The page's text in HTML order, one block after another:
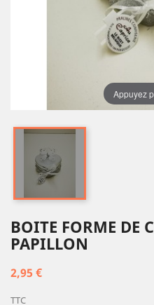
Appuyez
BOITE FORME DE
PAPILLON
2,95 €
TTC